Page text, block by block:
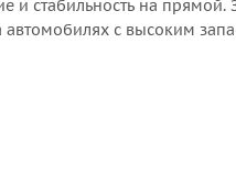
стабильность на прямой.
автомобилях с высоким